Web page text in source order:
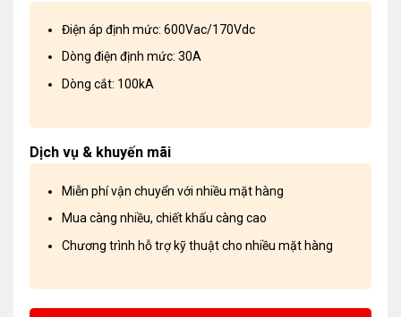
Điện áp định mức: 600Vac/170Vdc
Dòng điện định mức: 30A
Dòng cắt: 100kA
Dịch vụ & khuyến mãi
Miễn phí vận chuyển với nhiều mặt hàng
Mua càng nhiều, chiết khấu càng cao
Chương trình hỗ trợ kỹ thuật cho nhiều mặt hàng